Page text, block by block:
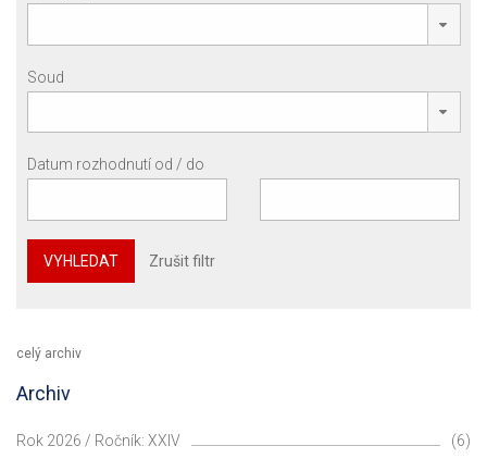
Soud
Datum rozhodnutí od / do
VYHLEDAT Zrušit filtr
celý archiv
Archiv
Rok 2026 / Ročník: XXIV (6)